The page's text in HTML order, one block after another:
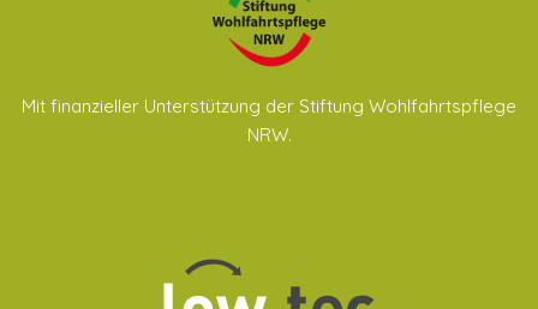
Mit finanzieller Unterstützung der Stiftung Wohlfahrtspflege
NRW.